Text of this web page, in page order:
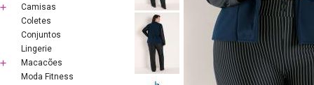
Camisas
Coletes
Conjuntos
Lingerie
Macacões
Moda Fitness